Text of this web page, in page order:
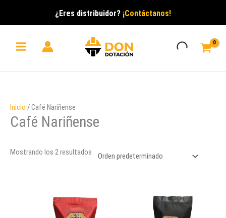
¿Eres distribuidor? ¡Contáctanos!
Inicio / Café Nariñense
Café Nariñense
Mostrando los 2 resultados